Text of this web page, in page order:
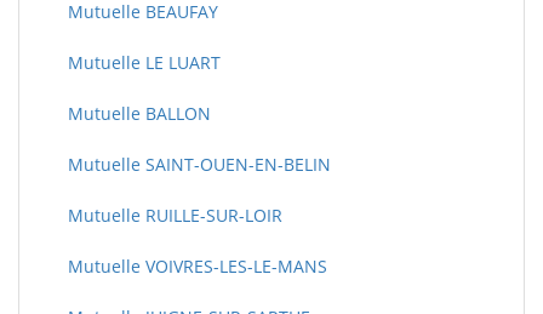
Mutuelle BEAUFAY
Mutuelle LE LUART
Mutuelle BALLON
Mutuelle SAINT-OUEN-EN-BELIN
Mutuelle RUILLE-SUR-LOIR
Mutuelle VOIVRES-LES-LE-MANS